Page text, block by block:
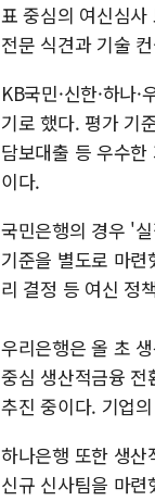
표 중심의 여신심
전문 식견과 기술
KB국민·신한·하나
기로 했다. 평가 기
담보대출 등 우수
이다.
국민은행의 경우 '
기준을 별도로 마
리 결정 등 여신 정
우리은행은 올 초
중심 생산적금융
추진 중이다. 기업
하나은행 또한 생산
신규 신사팀을 마